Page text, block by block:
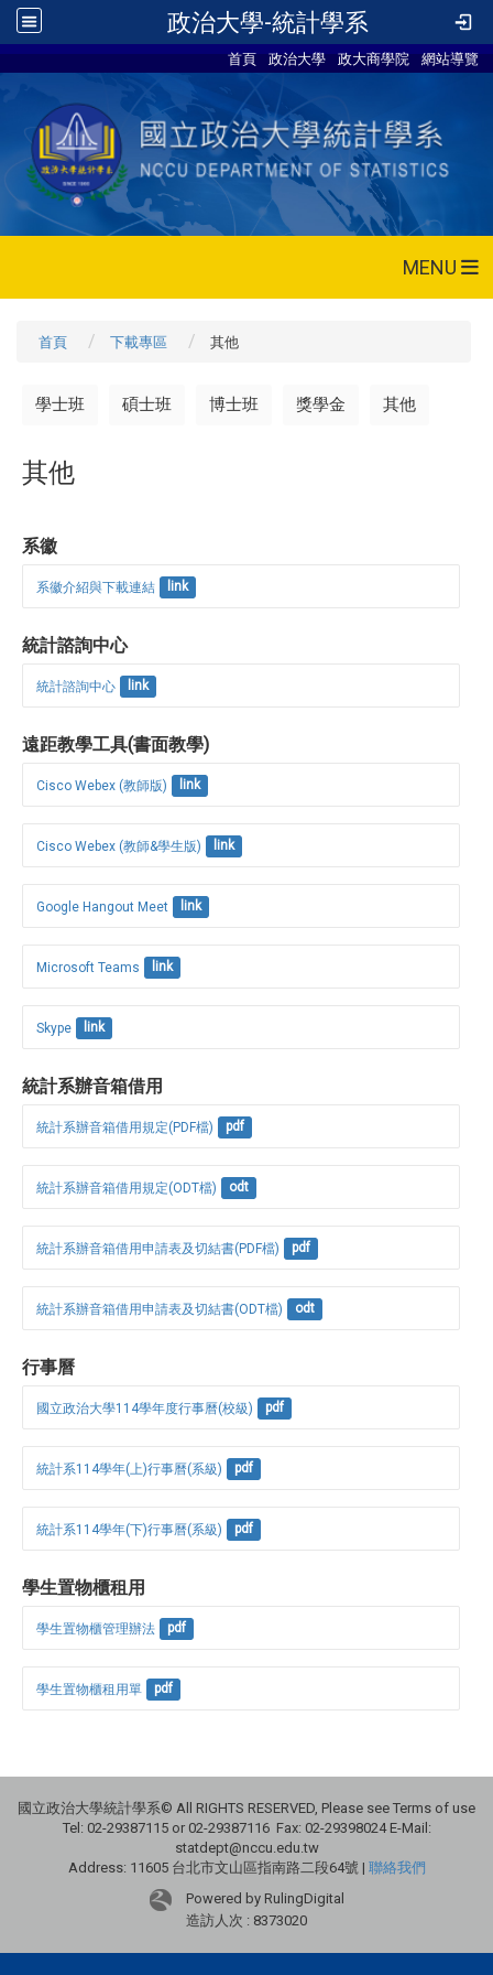
政治大學-統計學系
首頁 政治大學 政大商學院 網站導覽
MENU
首頁 下載專區 其他
學士班 碩士班 博士班 獎學金 其他
其他
系徽
系徽介紹與下載連結 link
統計諮詢中心
統計諮詢中心 link
遠距教學工具(書面教學)
Cisco Webex (教師版) link
Cisco Webex (教師&學生版) link
Google Hangout Meet link
Microsoft Teams link
Skype link
統計系辦音箱借用
統計系辦音箱借用規定(PDF檔) pdf
統計系辦音箱借用規定(ODT檔) odt
統計系辦音箱借用申請表及切結書(PDF檔) pdf
統計系辦音箱借用申請表及切結書(ODT檔) odt
行事曆
國立政治大學114學年度行事曆(校級) pdf
統計系114學年(上)行事曆(系級) pdf
統計系114學年(下)行事曆(系級) pdf
學生置物櫃租用
學生置物櫃管理辦法 pdf
學生置物櫃租用單 pdf
國立政治大學統計學系© All RIGHTS RESERVED, Please see Terms of use
Tel: 02-29387115 or 02-29387116 Fax: 02-29398024 E-Mail:
statdept@nccu.edu.tw
Address: 11605 台北市文山區指南路二段64號 | 聯絡我們
Powered by RulingDigital
造訪人次 : 8373020